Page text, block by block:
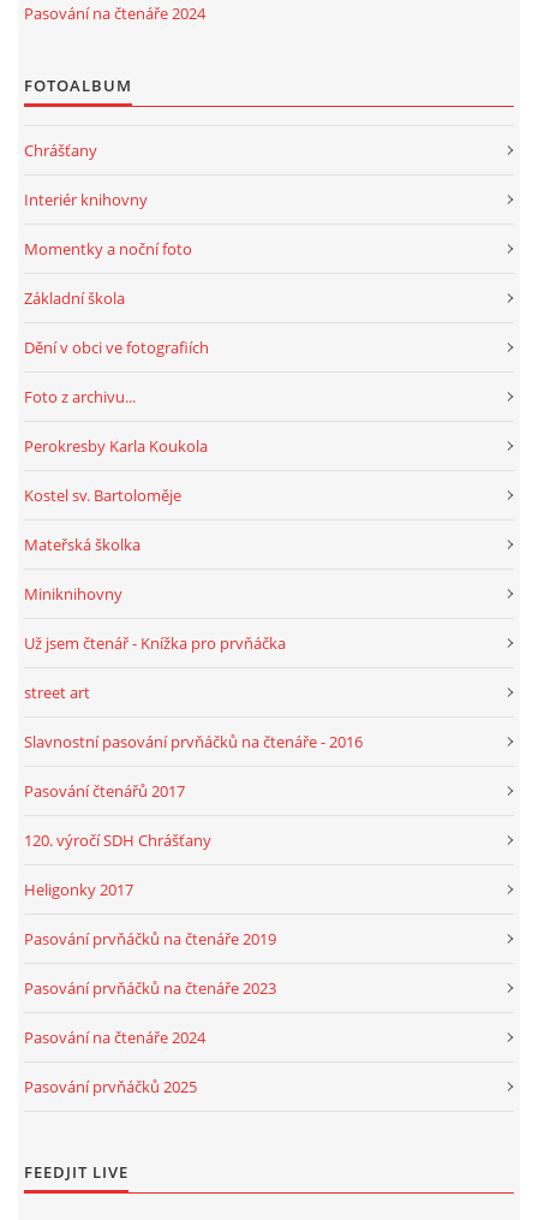
Pasování na čtenáře 2024
FOTOALBUM
Chrášťany
Interiér knihovny
Momentky a noční foto
Základní škola
Dění v obci ve fotografiích
Foto z archivu...
Perokresby Karla Koukola
Kostel sv. Bartoloměje
Mateřská školka
Miniknihovny
Už jsem čtenář - Knížka pro prvňáčka
street art
Slavnostní pasování prvňáčků na čtenáře - 2016
Pasování čtenářů 2017
120. výročí SDH Chrášťany
Heligonky 2017
Pasování prvňáčků na čtenáře 2019
Pasování prvňáčků na čtenáře 2023
Pasování na čtenáře 2024
Pasování prvňáčků 2025
FEEDJIT LIVE